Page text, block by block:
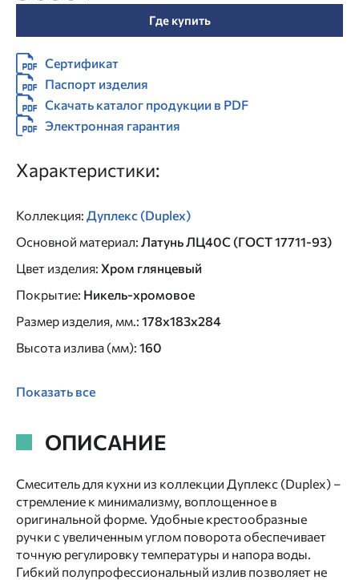
Где купить
Сертификат
Паспорт изделия
Скачать каталог продукции в PDF
Электронная гарантия
Характеристики:
Коллекция: Дуплекс (Duplex)
Основной материал: Латунь ЛЦ40C (ГОСТ 17711-93)
Цвет изделия: Хром глянцевый
Покрытие: Никель-хромовое
Размер изделия, мм.: 178x183x284
Высота излива (мм): 160
Показать все
ОПИСАНИЕ
Смеситель для кухни из коллекции Дуплекс (Duplex) –
стремление к минимализму, воплощенное в
оригинальной форме. Удобные крестообразные
ручки с увеличенным углом поворота обеспечивает
точную регулировку температуры и напора воды.
Гибкий полупрофессиональный излив позволяет не